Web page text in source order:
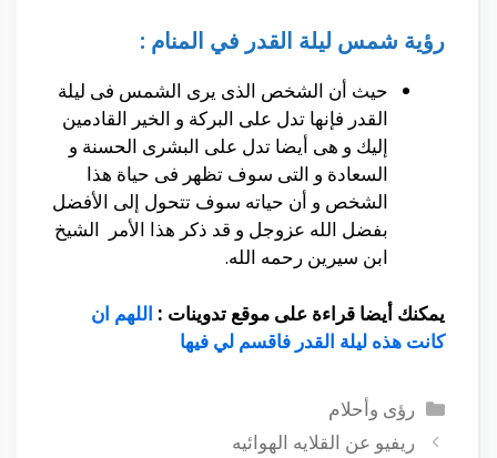
رؤية شمس ليلة القدر في المنام :
حيث أن الشخص الذى يرى الشمس فى ليلة
القدر فإنها تدل على البركة و الخير القادمين
إليك و هى أيضا تدل على البشرى الحسنة و
السعادة و التى سوف تظهر فى حياة هذا
الشخص و أن حياته سوف تتحول إلى الأفضل
بفضل الله عزوجل و قد ذكر هذا الأمر الشيخ
ابن سيرين رحمه الله.
يمكنك أيضا قراءة على موقع تدوينات : اللهم ان
كانت هذه ليلة القدر فاقسم لي فيها
التصنيفات
رؤى وأحلام
ريفيو عن القلايه الهوائيه